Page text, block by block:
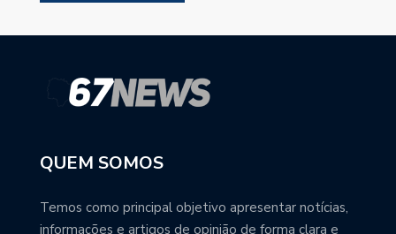
QUEM SOMOS
Temos como principal objetivo apresentar notícias,
informações e artigos de opinião de forma clara e